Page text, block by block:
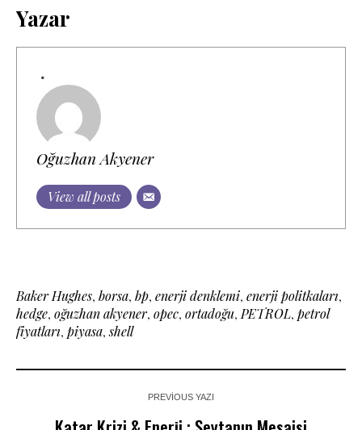
Yazar
Oğuzhan Akyener
View all posts
Baker Hughes, borsa, bp, enerji denklemi, enerji politkaları,
hedge, oğuzhan akyener, opec, ortadoğu, PETROL, petrol
fiyatları, piyasa,shell
PREVIOUS YAZI